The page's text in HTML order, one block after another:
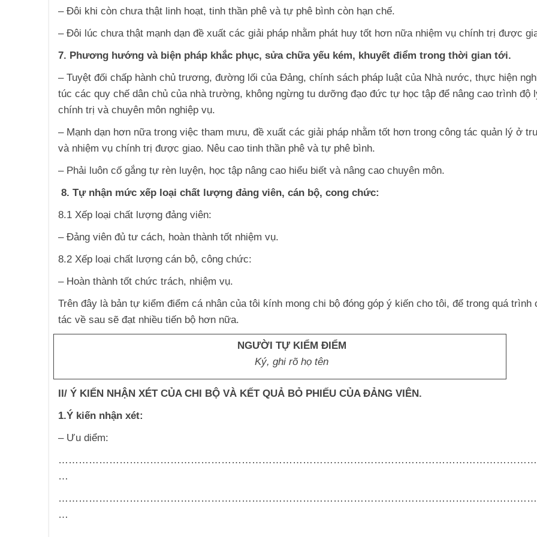
– Đôi khi còn chưa thật linh hoạt, tinh thần phê và tự phê bình còn hạn chế.
– Đôi lúc chưa thật mạnh dạn đề xuất các giải pháp nhằm phát huy tốt hơn nữa nhiệm vụ chính trị được
7. Phương hướng và biện pháp khắc phục, sửa chữa yếu kém, khuyết điểm trong thời gian tới.
– Tuyệt đối chấp hành chủ trương, đường lối của Đảng, chính sách pháp luật của Nhà nước, thực hiện
túc các quy chế dân chủ của nhà trường, không ngừng tu dưỡng đạo đức tự học tập để nâng cao trình độ
chính trị và chuyên môn nghiệp vụ.
– Mạnh dạn hơn nữa trong việc tham mưu, đề xuất các giải pháp nhằm tốt hơn trong công tác quản lý ở
và nhiệm vụ chính trị được giao. Nêu cao tinh thần phê và tự phê bình.
– Phải luôn cố gắng tự rèn luyện, học tập nâng cao hiểu biết và nâng cao chuyên môn.
8. Tự nhận mức xếp loại chất lượng đảng viên, cán bộ, cong chức:
8.1 Xếp loại chất lượng đảng viên:
– Đảng viên đủ tư cách, hoàn thành tốt nhiệm vụ.
8.2 Xếp loại chất lượng cán bộ, công chức:
– Hoàn thành tốt chức trách, nhiệm vụ.
Trên đây là bản tự kiểm điểm cá nhân của tôi kính mong chi bộ đóng góp ý kiến cho tôi, để trong quá trình
tác về sau sẽ đạt nhiều tiến bộ hơn nữa.
NGƯỜI TỰ KIỂM ĐIỂM
Ký, ghi rõ họ tên
II/ Ý KIẾN NHẬN XÉT CỦA CHI BỘ VÀ KẾT QUẢ BỎ PHIẾU CỦA ĐẢNG VIÊN.
1.Ý kiến nhận xét:
– Ưu diểm:
…
…